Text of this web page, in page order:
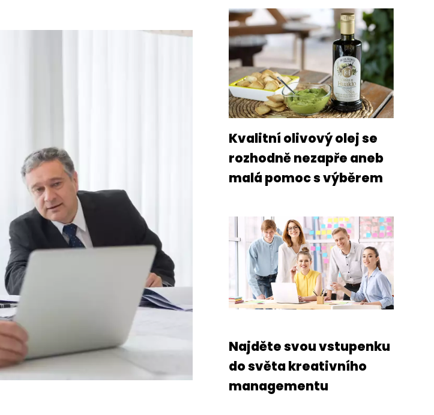
Kvalitní olivový olej se
rozhodně nezapře aneb
malá pomoc s výběrem
Najděte svou vstupenku
do světa kreativního
managementu